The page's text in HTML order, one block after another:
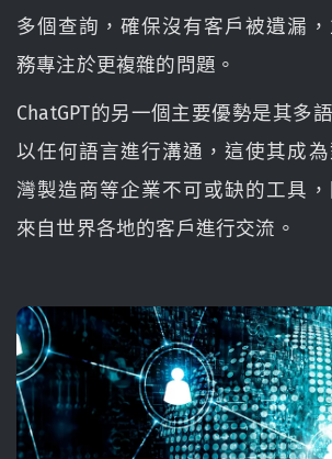
多個查詢，確保沒有客戶被遺漏
務專注於更複雜的問題。
ChatGPT的另一個主要優勢是其多
以任何語言進行溝通，這使其成
灣製造商等企業不可或缺的工具
來自世界各地的客戶進行交流。